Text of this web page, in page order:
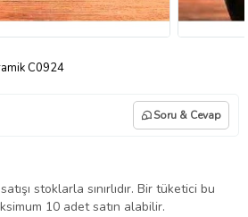
C0924
Soru & Cevap
stoklarla sınırlıdır. Bir tüketici bu
10 adet satın alabilir.